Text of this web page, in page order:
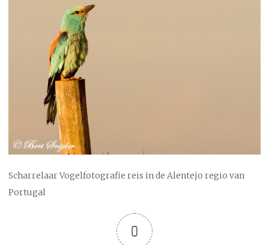
Scharrelaar Vogelfotografie reis in de Alentejo regio van
Portugal
0